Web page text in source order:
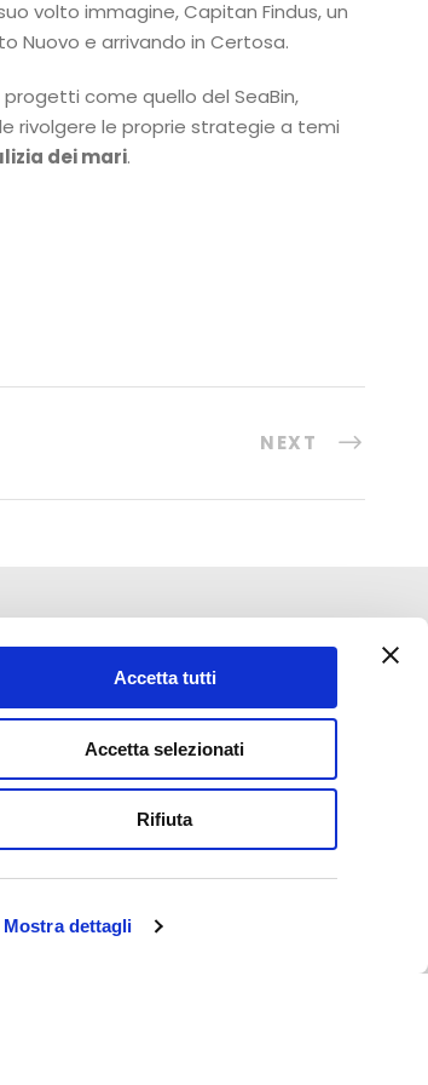
Mostra dettagli
Accetta tutti
Accetta selezionati
Rifiuta
volto immagine, Capitan Findus, un
Nuovo e arrivando in Certosa.
come quello del SeaBin,
rivolgere le proprie strategie a temi
dei mari.
NEXT
Tel. +39 041 5208588
Fax. +39 041 5222497
VHF 72
cap.soc. € 60.000 interamente
versato
REA:VE-309741 |
Privacy Policy